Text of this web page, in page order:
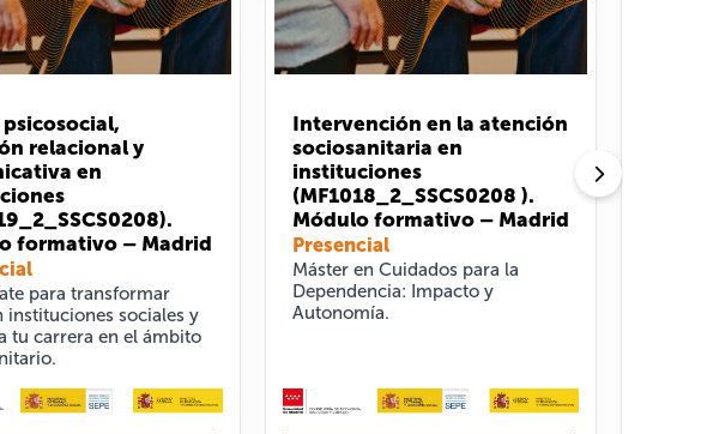
relacional y
en
formativo – Madrid
para transformar
instituciones sociales y
tu carrera en el ámbito
Intervención en la atención
sociosanitaria en
instituciones
(MF1018_2_SSCS0208 ).
Módulo formativo – Madrid
Presencial
Máster en Cuidados para la
Dependencia: Impacto y
Autonomía.